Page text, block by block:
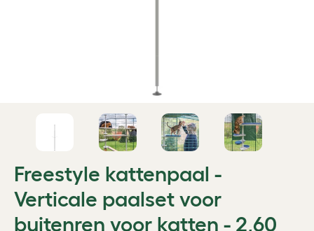
Freestyle kattenpaal -
Verticale paalset voor
buitenren voor katten - 2,60